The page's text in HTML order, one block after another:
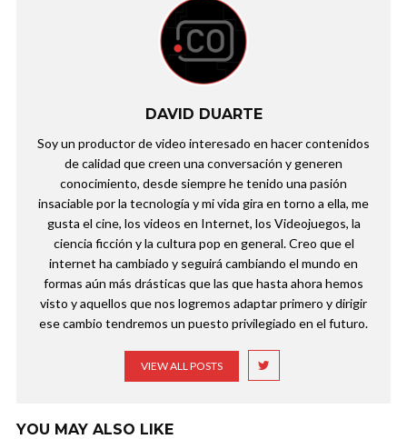
DAVID DUARTE
Soy un productor de video interesado en hacer contenidos
de calidad que creen una conversación y generen
conocimiento, desde siempre he tenido una pasión
insaciable por la tecnología y mi vida gira en torno a ella, me
gusta el cine, los videos en Internet, los Videojuegos, la
ciencia ficción y la cultura pop en general. Creo que el
internet ha cambiado y seguirá cambiando el mundo en
formas aún más drásticas que las que hasta ahora hemos
visto y aquellos que nos logremos adaptar primero y dirigir
ese cambio tendremos un puesto privilegiado en el futuro.
VIEW ALL POSTS
YOU MAY ALSO LIKE